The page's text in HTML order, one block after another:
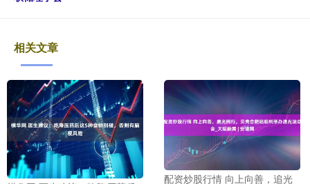
相关文章
配资炒股行情 向上向善，追光